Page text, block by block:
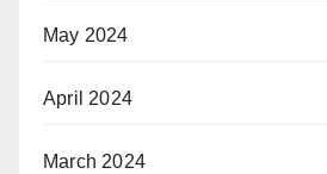
May 2024
April 2024
March 2024